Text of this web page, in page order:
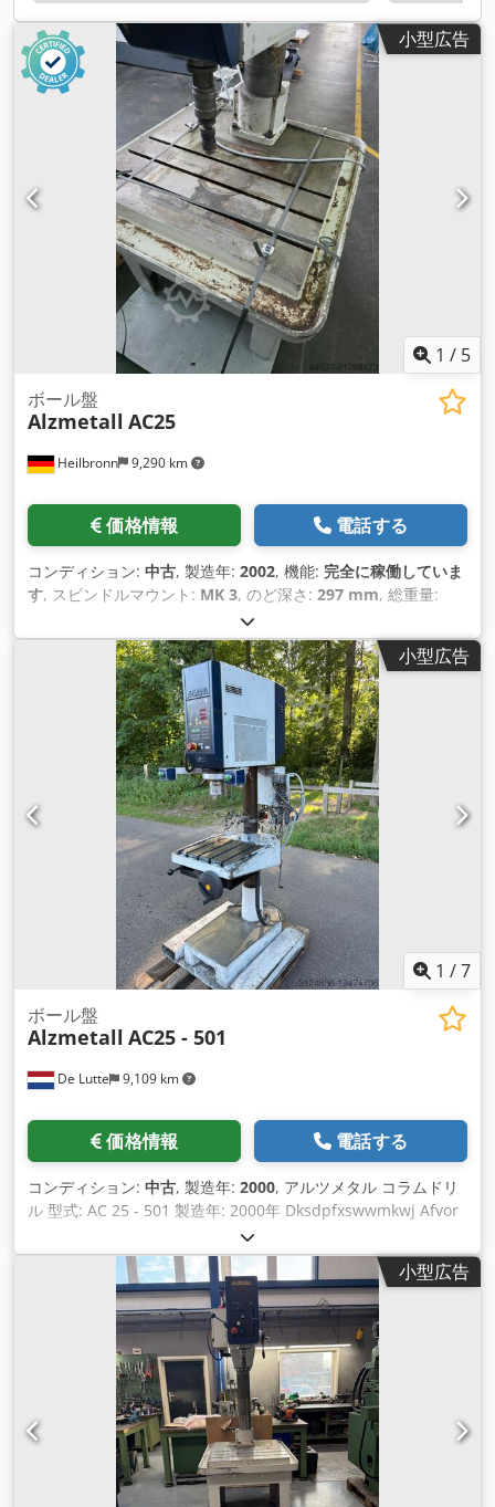
小型広告
1 / 5
Heilbronn 9,290 km
ボール盤
Alzmetall AC25
価格情報 電話する
コンディション: 中古, 製造年: 2002, 機能: 完全に稼働していま
す, スピンドルマウント: MK 3, のど深さ: 297 mm, 総重量:
小型広告
1 /7
De Lutte 9,109 km
ボール盤
Alzmetall AC25 - 501
価格情報 電話する
コンディション: 中古, 製造年: 2000, アルツメタル コラムドリ
ル 型式: AC 25 - 501 製造年: 2000年 Dksdpfxswwmkwj Afvor
小型広告